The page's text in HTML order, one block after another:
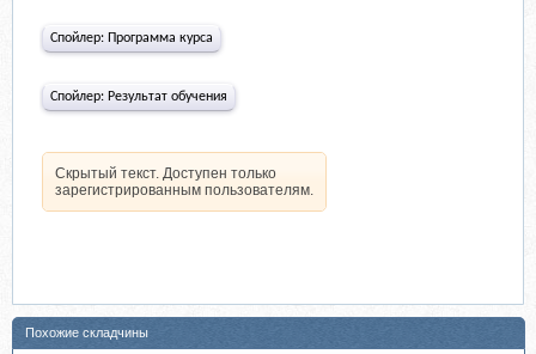
Спойлер: Программа курса
Спойлер: Результат обучения
Скрытый текст. Доступен только
зарегистрированным пользователям.
Похожие складчины